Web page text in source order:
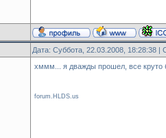
Дата: Суббота, 22.03.2008, 18:28:38
хммм... я дважды прошел, все круто
forum.HLDS.us